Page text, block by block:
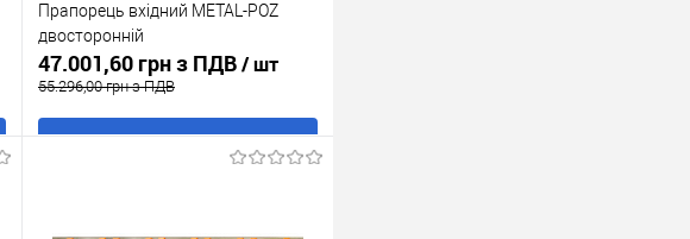
Прапорець вхідний METAL-POZ
двосторонній
47.001,60 грн з ПДВ/ шт
55.296,00 грн з ПДВ